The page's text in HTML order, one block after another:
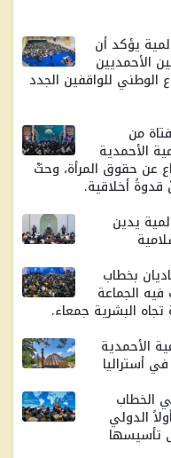
يؤكد أن
الأحمديين
الوطني للواقفين الجدد
امرأة وفتاة من
الأحمدية
عن حقوق المرأة، وحثّ
قدوةً أخلاقية.
يدين
الـ 130 في قاديان بخطاب
الجماعة
البشرية جمعاء.
الأحمدية
أستراليا
الخطاب
الدولي